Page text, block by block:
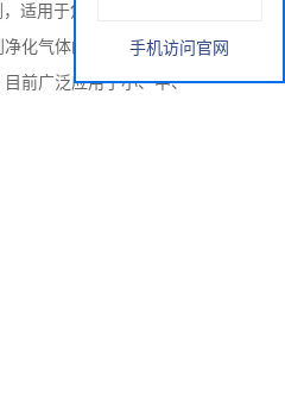
适用于焦化厂、合成氨
化气体的目的。
前广泛应用于小、中、
手机访问官网